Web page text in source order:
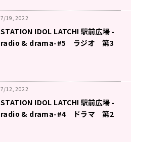
7/19, 2022
STATION IDOL LATCH! 駅前広場 -
radio & drama-#5 ラジオ 第3
7/12, 2022
STATION IDOL LATCH! 駅前広場 -
radio & drama-#4 ドラマ 第2